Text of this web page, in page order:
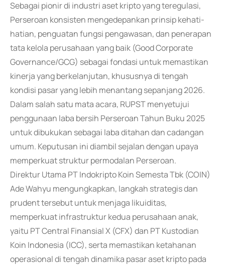
Sebagai pionir di industri aset kripto yang teregulasi,
Perseroan konsisten mengedepankan prinsip kehati-
hatian, penguatan fungsi pengawasan, dan penerapan
tata kelola perusahaan yang baik (Good Corporate
Governance/GCG) sebagai fondasi untuk memastikan
kinerja yang berkelanjutan, khususnya di tengah
kondisi pasar yang lebih menantang sepanjang 2026.
Dalam salah satu mata acara, RUPST menyetujui
penggunaan laba bersih Perseroan Tahun Buku 2025
untuk dibukukan sebagai laba ditahan dan cadangan
umum. Keputusan ini diambil sejalan dengan upaya
memperkuat struktur permodalan Perseroan.
Direktur Utama PT Indokripto Koin Semesta Tbk (COIN)
Ade Wahyu mengungkapkan, langkah strategis dan
prudent tersebut untuk menjaga likuiditas,
memperkuat infrastruktur kedua perusahaan anak,
yaitu PT Central Finansial X (CFX) dan PT Kustodian
Koin Indonesia (ICC), serta memastikan ketahanan
operasional di tengah dinamika pasar aset kripto pada